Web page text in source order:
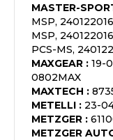
MASTER-
MSP,
MSP,
PCS-MS,
MAXGEAR : 19-
0802MAX
MAXTECH :
METELLI : 23-
METZGER :
METZGER